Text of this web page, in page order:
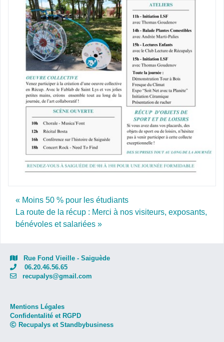
Post navigation
« Moins 50 % pour les étudiants
La route de la récup : Merci à nos visiteurs, exposants,
bénévoles et salariées »
Rue Fond Vieille - Saiguède
06.20.46.56.65
recupalys@gmail.com
Mentions Légales
Confidentalité et RGPD
Recupalys et Standbybusiness